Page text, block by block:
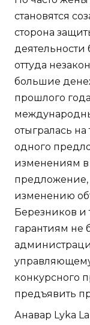
становятся
сторона
деятельности
оттуда
большие
прошлого
отыгралась
одного
изменениям в
изменению
Березников и
гарантиям
конкурсного
предъявить
Анавар Lyka